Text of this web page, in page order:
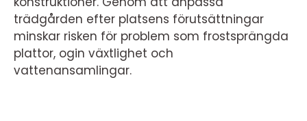
trädgården efter platsens förutsättningar
minskar risken för problem som frostsprängda
plattor, ogin växtlighet och
vattenansamlingar.